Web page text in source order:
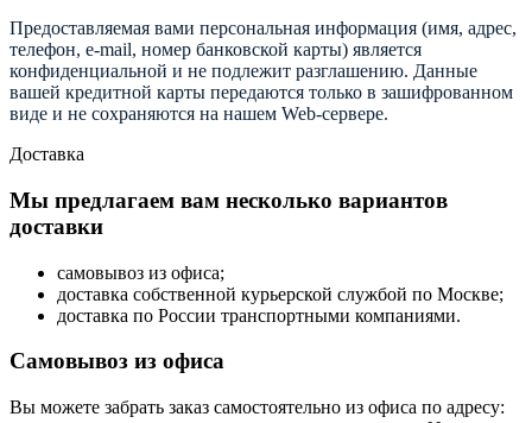
Предоставляемая вами персональная информация (имя, адрес,
телефон, e-mail, номер банковской карты) является
конфиденциальной и не подлежит разглашению. Данные
вашей кредитной карты передаются только в зашифрованном
виде и не сохраняются на нашем Web-сервере.
Доставка
Мы предлагаем вам несколько вариантов
доставки
самовывоз из офиса;
доставка собственной курьерской службой по Москве;
доставка по России транспортными компаниями.
Самовывоз из офиса
Вы можете забрать заказ самостоятельно из офиса по адресу: